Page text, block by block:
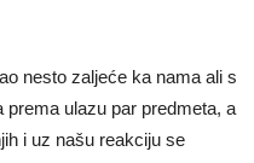
nesto zaljeće ka nama ali s
prema ulazu par predmeta, a
i uz našu reakciju se